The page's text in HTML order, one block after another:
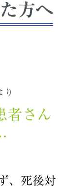
方へ
り
者さん
、死後対